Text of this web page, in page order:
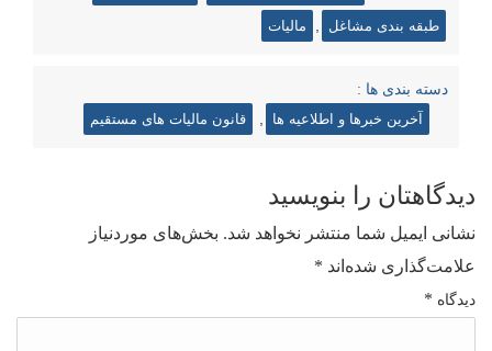
طبقه بندی مشاغل , مالیات
دسته بندی ها :
آخرین خبرها و اطلاعیه ها
, قانون مالیات های مستقیم
دیدگاهتان را بنویسید
نشانی ایمیل شما منتشر نخواهد شد. بخش‌های موردنیاز
علامت‌گذاری شده‌اند *
دیدگاه *